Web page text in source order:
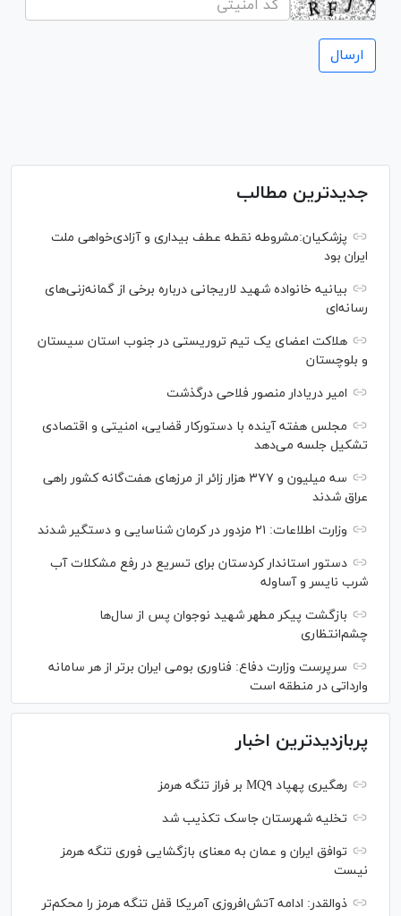
جدیدترین مطالب
پزشکیان:مشروطه نقطه عطف بیداری و آزادی‌خواهی ملت
ایران بود
بیانیه خانواده شهید لاریجانی درباره برخی از گمانه‌زنی‌های
رسانه‌ای
هلاکت اعضای یک تیم تروریستی در جنوب استان سیستان
و بلوچستان
امیر دریادار منصور فلاحی درگذشت
مجلس هفته آینده با دستورکار قضایی، امنیتی و اقتصادی
تشکیل جلسه می‌دهد
سه میلیون و ۳۷۷ هزار زائر از مرز‌های هفت‌گانه کشور راهی
عراق شدند
وزارت اطلاعات: ۲۱ مزدور در کرمان شناسایی و دستگیر شدند
دستور استاندار کردستان برای تسریع در رفع مشکلات آب
شرب نایسر و آساوله
بازگشت پیکر مطهر شهید نوجوان پس از سال‌ها
چشم‌انتظاری
سرپرست وزارت دفاع: فناوری بومی ایران برتر از هر سامانه
وارداتی در منطقه است
پربازدیدترین اخبار
رهگیری پهپاد MQ۹ بر فراز تنگه هرمز
تخلیه شهرستان جاسک تکذیب شد
توافق ایران و عمان به معنای بازگشایی فوری تنگه هرمز
نیست
ذوالقدر: ادامه آتش‌افروزی آمریکا قفل تنگه هرمز را محکم‌تر